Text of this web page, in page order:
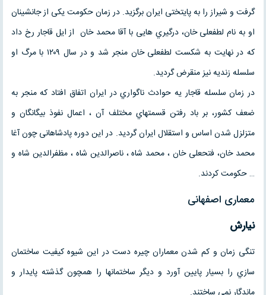
گرفت و شیراز را به پایتختی ایران برگزید. در زمان حکومت یکی از جانشینان
او به نام لطفعلی خان، درگیري هایی با آقا محمد خان از ایل قاجار رخ داد
که در نهایت به شکست لطفعلی خان منجر شد و در سال ۱۲۰۹ با مرگ او
سلسله زندیه نیز منقرض گردید.
در زمان سلسله قاجار یه حوادث ناگواري در ایران اتفاق افتاد که منجر به
ضعف کشور، بر باد رفتن قسمتهاي مختلف آن ، اعمال نفوذ بیگانگان و
متزلزل شدن اساس و استقلال ایران گردید. در این دوره پادشاهانی چون آغا
محمد خان، فتحعلی خان ، محمد شاه ، ناصرالدین شاه ، مظفرالدین شاه و
… حکومت کردند.
معماری اصفهانی
نیارش
تنگی زمان و کم شدن معماران چیره دست در این شیوه کیفیت ساختمان
سازي را بسیار پایین آورد و دیگر ساختمانها را همچون گذشته پایدار و